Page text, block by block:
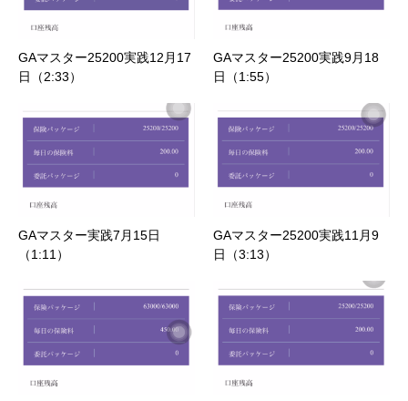
GAマスター25200実践12月17
日（2:33）
GAマスター25200実践9月18
日（1:55）
GAマスター実践7月15日
（1:11）
GAマスター25200実践11月9
日（3:13）